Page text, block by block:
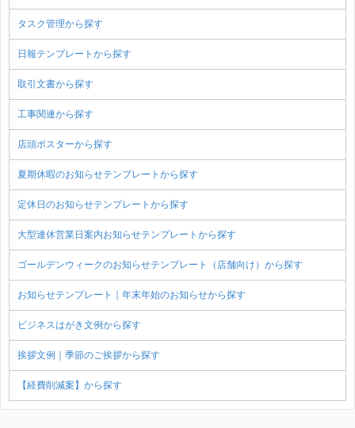
タスク管理から探す
日報テンプレートから探す
取引文書から探す
工事関連から探す
店頭ポスターから探す
夏期休暇のお知らせテンプレートから探す
定休日のお知らせテンプレートから探す
大型連休営業日案内お知らせテンプレートから探す
ゴールデンウィークのお知らせテンプレート（店舗向け）から探す
お知らせテンプレート｜年末年始のお知らせから探す
ビジネスはがき文例から探す
挨拶文例｜季節のご挨拶から探す
【経費削減案】から探す